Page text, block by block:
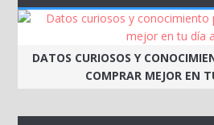
DATOS CURIOSOS Y
COMPRAR MEJOR EN